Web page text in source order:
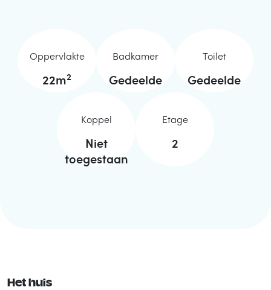
Oppervlakte
22m2
Badkamer
Gedeelde
Toilet
Gedeelde
Koppel
Niet
toegestaan
Etage
2
Het huis